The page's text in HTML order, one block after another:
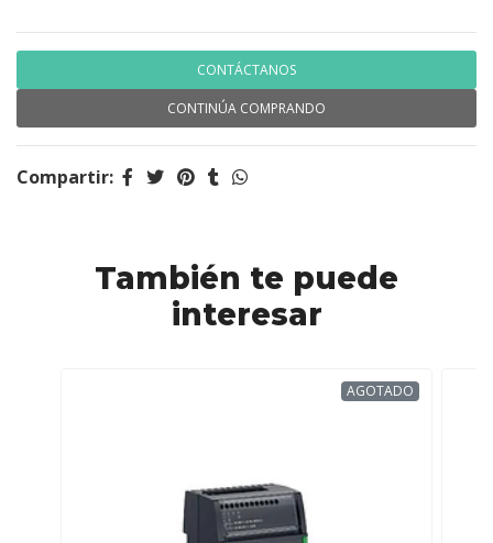
CONTÁCTANOS
CONTINÚA COMPRANDO
Compartir:
También te puede
interesar
AGOTADO